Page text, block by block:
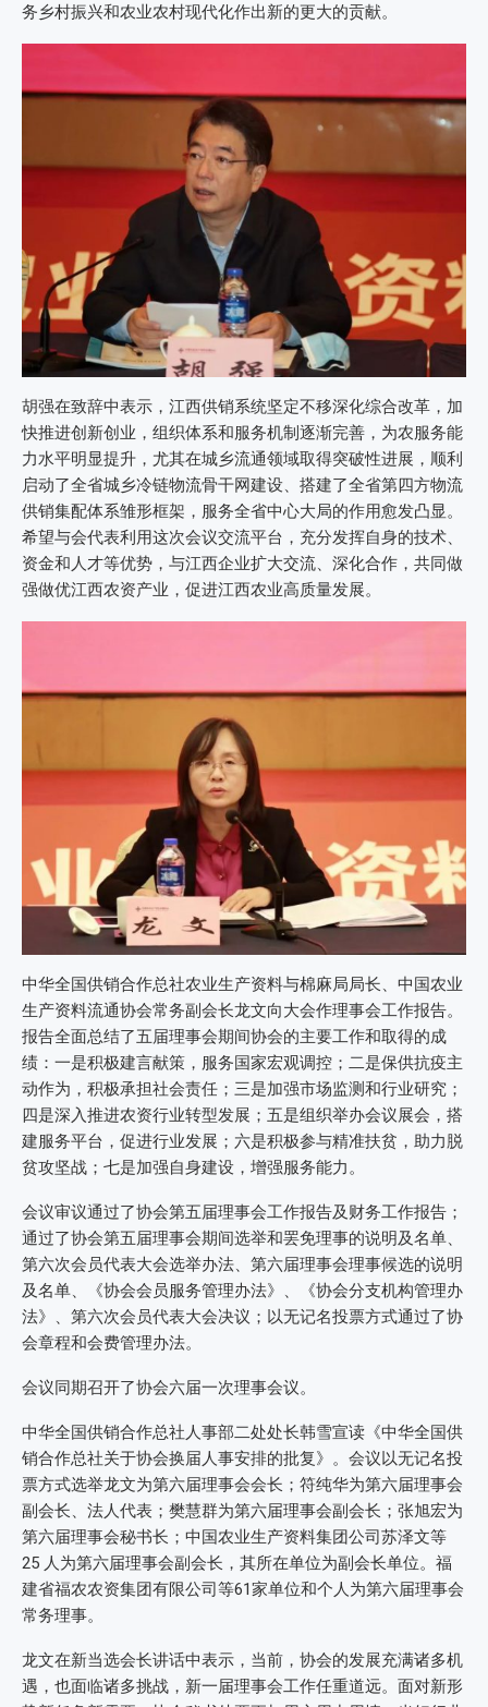
务乡村振兴和农业农村现代化作出新的更大的贡献。
胡强在致辞中表示，江西供销系统坚定不移深化综合改革，加
快推进创新创业，组织体系和服务机制逐渐完善，为农服务能
力水平明显提升，尤其在城乡流通领域取得突破性进展，顺利
启动了全省城乡冷链物流骨干网建设、搭建了全省第四方物流
供销集配体系雏形框架，服务全省中心大局的作用愈发凸显。
希望与会代表利用这次会议交流平台，充分发挥自身的技术、
资金和人才等优势，与江西企业扩大交流、深化合作，共同做
强做优江西农资产业，促进江西农业高质量发展。
中华全国供销合作总社农业生产资料与棉麻局局长、中国农业
生产资料流通协会常务副会长龙文向大会作理事会工作报告。
报告全面总结了五届理事会期间协会的主要工作和取得的成
绩：一是积极建言献策，服务国家宏观调控；二是保供抗疫主
动作为，积极承担社会责任；三是加强市场监测和行业研究；
四是深入推进农资行业转型发展；五是组织举办会议展会，搭
建服务平台，促进行业发展；六是积极参与精准扶贫，助力脱
贫攻坚战；七是加强自身建设，增强服务能力。
会议审议通过了协会第五届理事会工作报告及财务工作报告；
通过了协会第五届理事会期间选举和罢免理事的说明及名单、
第六次会员代表大会选举办法、第六届理事会理事候选的说明
及名单、《协会会员服务管理办法》、《协会分支机构管理办
法》、第六次会员代表大会决议；以无记名投票方式通过了协
会章程和会费管理办法。
会议同期召开了协会六届一次理事会议。
中华全国供销合作总社人事部二处处长韩雪宣读《中华全国供
销合作总社关于协会换届人事安排的批复》。会议以无记名投
票方式选举龙文为第六届理事会会长；符纯华为第六届理事会
副会长、法人代表；樊慧群为第六届理事会副会长；张旭宏为
第六届理事会秘书长；中国农业生产资料集团公司苏泽文等
25 人为第六届理事会副会长，其所在单位为副会长单位。福
建省福农农资集团有限公司等61家单位和个人为第六届理事会
常务理事。
龙文在新当选会长讲话中表示，当前，协会的发展充满诸多机
遇，也面临诸多挑战，新一届理事会工作任重道远。面对新形